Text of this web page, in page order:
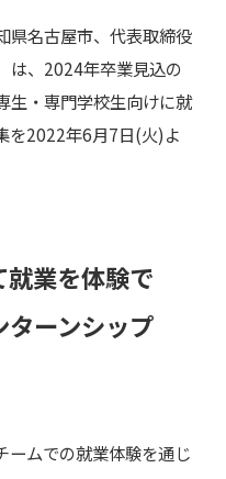
県名古屋市、代表取締役
は、2024年卒業見込の
生・専門学校生向けに就
を2022年6月7日(火)よ
業を体験で
ターンシップ
ームでの就業体験を通じ